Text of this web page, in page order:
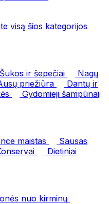
visą šios kategorijos
Šukos ir šepečiai
Nagų
priežiūra
Dantų ir
Gydomieji šampūnai
maistas
Sausas
Dietiniai
nuo kirminų